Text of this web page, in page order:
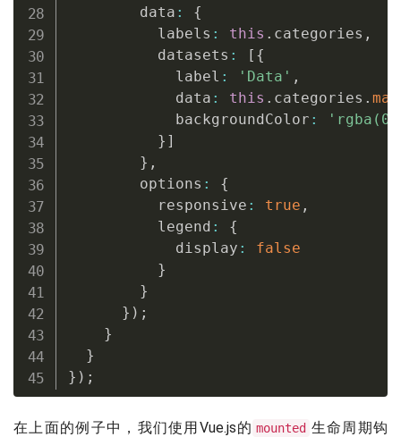
        data
:
{
          labels
: this . categories ,
          datasets
: [ {
            label
: 'Data' ,
            data
: this . categories . map
            backgroundColor
:
} ]
} ,
        options
:
{
          responsive
: true ,
          legend
:
{
            display
:
false
}
}
} ) ;
}
}
} ) ;
在上面的例子中，我们使用Vue.js的 mounted 生命周期钩